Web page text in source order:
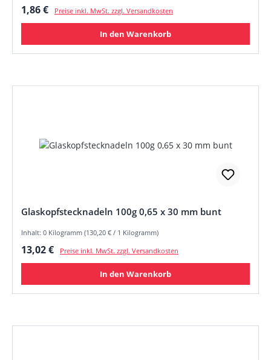
Regulärer Preis:
1,86 € Preise inkl. MwSt. zzgl. Versandkosten
In den Warenkorb
Glaskopfstecknadeln 100g 0,65 x 30 mm bunt
Inhalt: 0 Kilogramm (130,20 € / 1 Kilogramm)
Regulärer Preis:
13,02 € Preise inkl. MwSt. zzgl. Versandkosten
In den Warenkorb